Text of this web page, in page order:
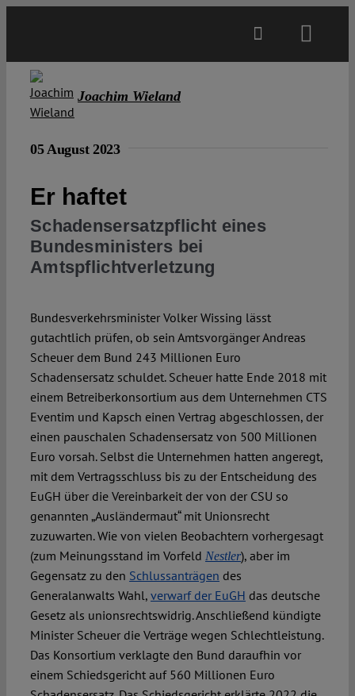
Open Access
Spotlight
Joachim Wieland
05 August 2023
Er haftet
Schadensersatzpflicht eines
Bundesministers bei
Amtspflichtverletzung
Bundesverkehrsminister Volker Wissing lässt
gutachtlich prüfen, ob sein Amtsvorgänger Andreas
Scheuer dem Bund 243 Millionen Euro
Schadensersatz schuldet. Scheuer hatte Ende 2018 mit
einem Betreiberkonsortium aus dem Unternehmen CTS
Eventim und Kapsch einen Vertrag abgeschlossen, der
einen pauschalen Schadensersatz von 500 Millionen
Euro vorsah. Selbst die Unternehmen hatten angeregt,
mit dem Vertragsschluss bis zu der Entscheidung des
EuGH über die Vereinbarkeit der von der CSU so
genannten „Ausländermaut“ mit Unionsrecht
zuzuwarten. Wie von vielen Beobachtern vorhergesagt
(zum Meinungsstand im Vorfeld Nestler), aber im
Gegensatz zu den Schlussanträgen des
Generalanwalts Wahl, verwarf der EuGH das deutsche
Gesetz als unionsrechtswidrig. Anschließend kündigte
Minister Scheuer die Verträge wegen Schlechtleistung.
Das Konsortium verklagte den Bund daraufhin vor
einem Schiedsgericht auf 560 Millionen Euro